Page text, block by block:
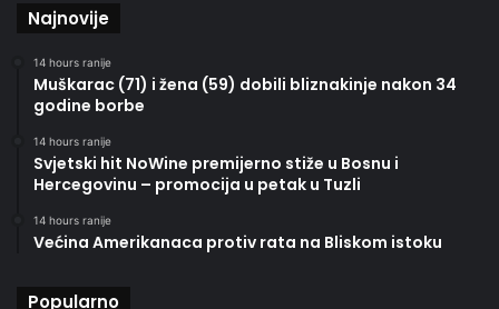
Najnovije
14 hours ranije
Muškarac (71) i žena (59) dobili bliznakinje nakon 34
godine borbe
14 hours ranije
Svjetski hit NoWine premijerno stiže u Bosnu i
Hercegovinu – promocija u petak u Tuzli
14 hours ranije
Većina Amerikanaca protiv rata na Bliskom istoku
Popularno